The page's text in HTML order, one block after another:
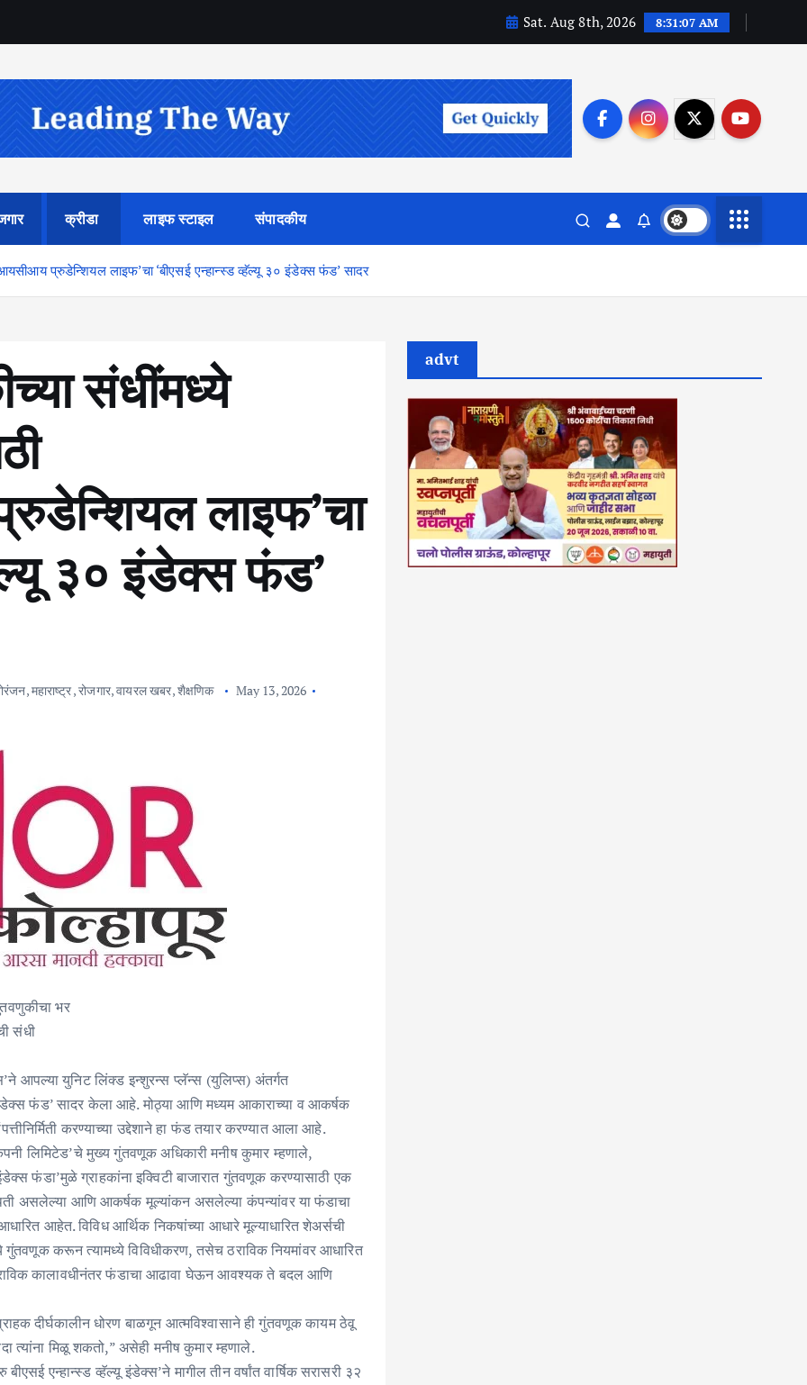
Sat. Aug 8th, 2026 8:31:08 AM
क्रीडा लाइफ स्टाइल संपादकीय
प्रुडेन्शियल लाइफ’चा ‘बीएसई एन्हान्स्ड व्हॅल्यू ३० इंडेक्स फंड’ सादर
संधींमध्ये
लाइफ’चा
३० इंडेक्स फंड’
,महाराष्ट्र,रोजगार,वायरल खबर,शैक्षणिक
May 13, 2026
भर
संधी
युनिट लिंक्ड इन्शुरन्स प्लॅन्स (युलिप्स) अंतर्गत
फंड’ सादर केला आहे. मोठ्या आणि मध्यम आकाराच्या व आकर्षक
करण्याच्या उद्देशाने हा फंड तयार करण्यात आला आहे.
लिमिटेड’चे मुख्य गुंतवणूक अधिकारी मनीष कुमार म्हणाले,
फंडा’मुळे ग्राहकांना इक्विटी बाजारात गुंतवणूक करण्यासाठी एक
असलेल्या आणि आकर्षक मूल्यांकन असलेल्या कंपन्यांवर या फंडाचा
आहेत. विविध आर्थिक निकषांच्या आधारे मूल्याधारित शेअर्सची
गुंतवणूक करून त्यामध्ये विविधीकरण, तसेच ठराविक नियमांवर आधारित
कालावधीनंतर फंडाचा आढावा घेऊन आवश्यक ते बदल आणि
दीर्घकालीन धोरण बाळगून आत्मविश्वासाने ही गुंतवणूक कायम ठेवू
त्यांना मिळू शकतो,” असेही मनीष कुमार म्हणाले.
एन्हान्स्ड व्हॅल्यू इंडेक्स’ने मागील तीन वर्षांत वार्षिक सरासरी ३२
advt